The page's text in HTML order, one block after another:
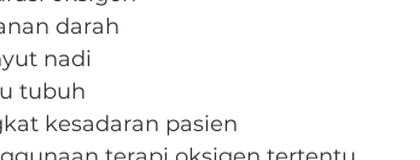
darah
nadi
tubuh
kesadaran pasien